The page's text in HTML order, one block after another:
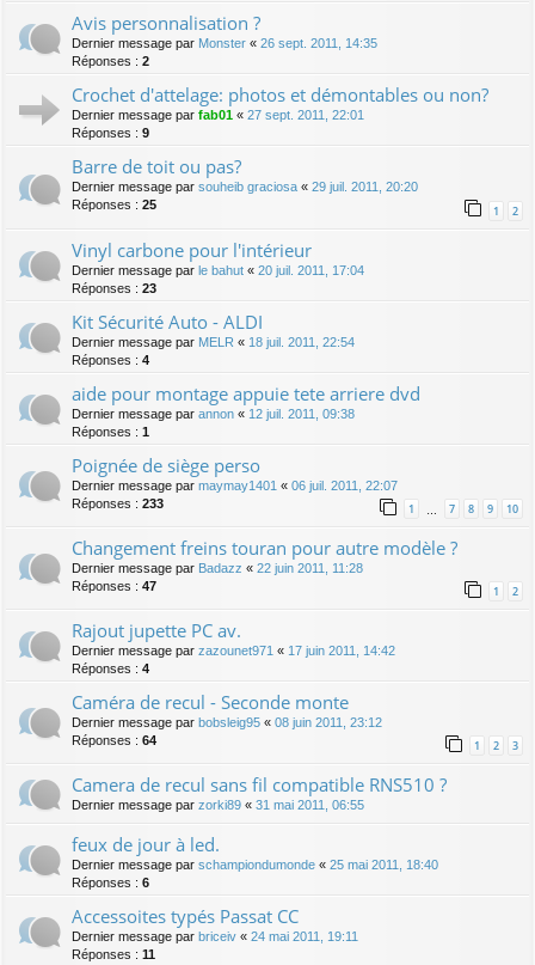
Avis personnalisation ?
Dernier message par Monster « 26 sept. 2011, 14:35
Réponses : 2
Crochet d'attelage: photos et démontables ou non?
Dernier message par fab01 « 27 sept. 2011, 22:01
Réponses : 9
Barre de toit ou pas?
Dernier message par souheib graciosa « 29 juil. 2011, 20:20
Réponses : 25 1 2
Vinyl carbone pour l'intérieur
Dernier message par le bahut « 20 juil. 2011, 17:04
Réponses : 23
Kit Sécurité Auto - ALDI
Dernier message par MELR « 18 juil. 2011, 22:54
Réponses : 4
aide pour montage appuie tete arriere dvd
Dernier message par annon « 12 juil. 2011, 09:38
Réponses : 1
Poignée de siège perso
Dernier message par maymay1401 « 06 juil. 2011, 22:07
Réponses : 233 1 7 8 9 10
Changement freins touran pour autre modèle ?
Dernier message par Badazz « 22 juin 2011, 11:28
Réponses : 47 1 2
Rajout jupette PC av.
Dernier message par zazounet971 « 17 juin 2011, 14:42
Réponses : 4
Caméra de recul - Seconde monte
Dernier message par bobsleig95 « 08 juin 2011, 23:12
Réponses : 64 1 2 3
Camera de recul sans fil compatible RNS510 ?
Dernier message par zorki89 « 31 mai 2011, 06:55
feux de jour à led.
Dernier message par schampiondumonde « 25 mai 2011, 18:40
Réponses : 6
Accessoites typés Passat CC
Dernier message par briceiv « 24 mai 2011, 19:11
Réponses : 11